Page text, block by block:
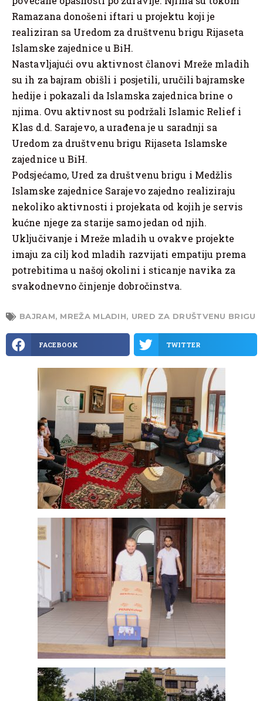
Ramazana donošeni iftari u projektu koji je
realiziran sa Uredom za društvenu brigu Rijaseta
Islamske zajednice u BiH.
Nastavljajući ovu aktivnost članovi Mreže mladih
su ih za bajram obišli i posjetili, uručili bajramske
hedije i pokazali da Islamska zajednica brine o
njima. Ovu aktivnost su podržali Islamic Relief i
Klas d.d. Sarajevo, a urađena je u saradnji sa
Uredom za društvenu brigu Rijaseta Islamske
zajednice u BiH.
Podsjećamo, Ured za društvenu brigu i Medžlis
Islamske zajednice Sarajevo zajedno realiziraju
nekoliko aktivnosti i projekata od kojih je servis
kućne njege za starije samo jedan od njih.
Uključivanje i Mreže mladih u ovakve projekte
imaju za cilj kod mladih razvijati empatiju prema
potrebitima u našoj okolini i sticanje navika za
svakodnevno činjenje dobročinstva.
BAJRAM, MREŽA MLADIH, URED ZA DRUŠTVENU BRIGU
FACEBOOK TWITTER